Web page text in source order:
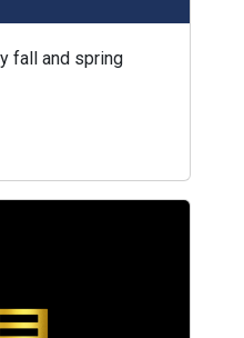
fall and spring